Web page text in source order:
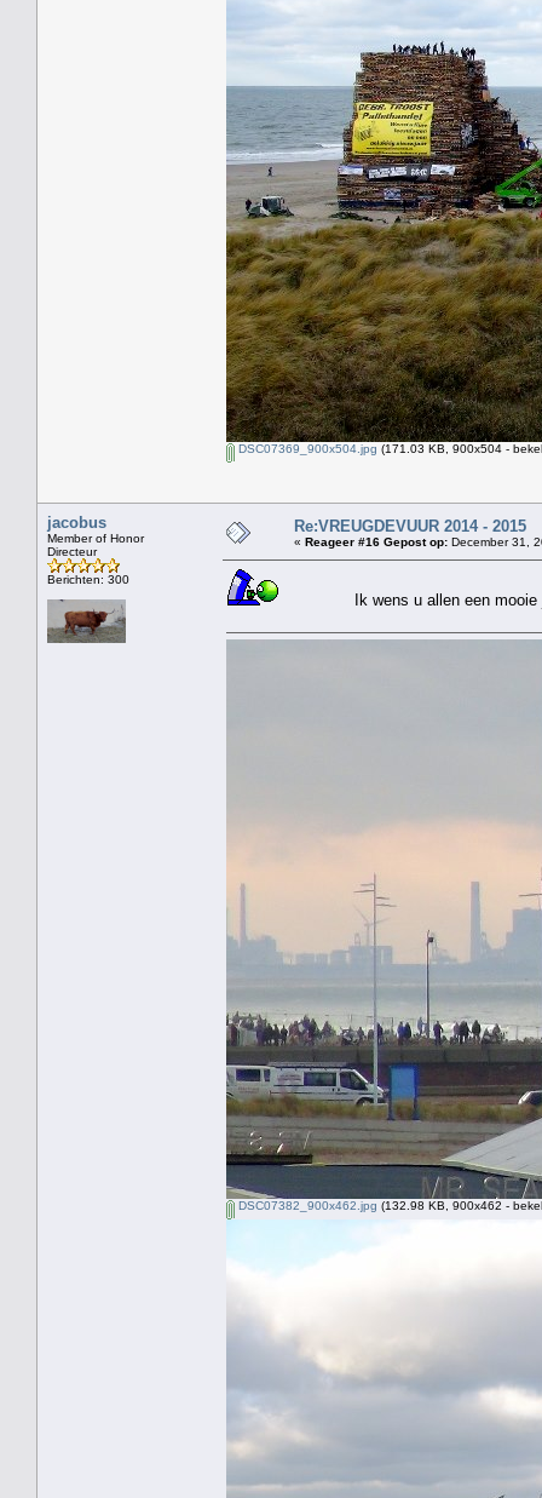
DSC07369_900x504.jpg (171.03 KB, 900x504 -
jacobus
Member of Honor
Directeur
Berichten: 300
Re:VREUGDEVUUR 2014 - 2015
« Reageer #16 Gepost op: December 31,
Ik wens u allen een
DSC07382_900x462.jpg (132.98 KB, 900x462 -